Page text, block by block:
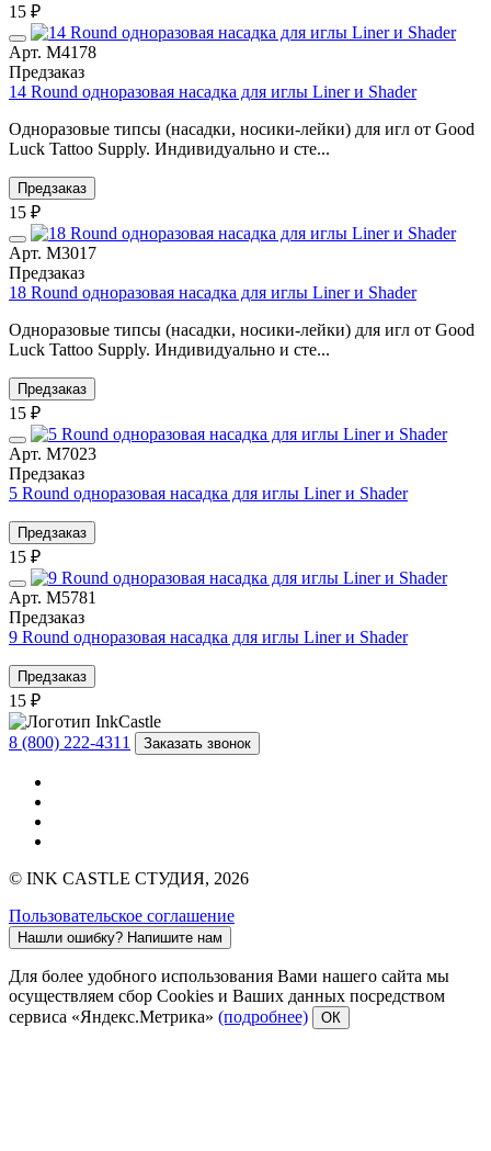
15 ₽
Арт. М4178
Предзаказ
14 Round одноразовая насадка для иглы Liner и Shader
Одноразовые типсы (насадки, носики-лейки) для игл от Good
Luck Tattoo Supply. Индивидуально и сте...
Предзаказ
15 ₽
Арт. М3017
Предзаказ
18 Round одноразовая насадка для иглы Liner и Shader
Одноразовые типсы (насадки, носики-лейки) для игл от Good
Luck Tattoo Supply. Индивидуально и сте...
Предзаказ
15 ₽
Арт. М7023
Предзаказ
5 Round одноразовая насадка для иглы Liner и Shader
Предзаказ
15 ₽
Арт. М5781
Предзаказ
9 Round одноразовая насадка для иглы Liner и Shader
Предзаказ
15 ₽
8 (800) 222-4311 Заказать звонок
© INK CASTLE СТУДИЯ, 2026
Пользовательское соглашение
Нашли ошибку? Напишите нам
Для более удобного использования Вами нашего сайта мы
осуществляем сбор Cookies и Ваших данных посредством
сервиса «Яндекс.Метрика» (подробнее) ОК